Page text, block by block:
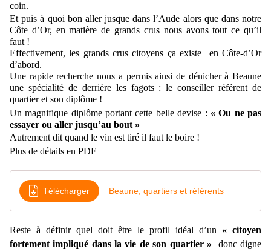
coin.
Et puis à quoi bon aller jusque dans l’Aude alors que dans notre
Côte d’Or, en matière de grands crus nous avons tout ce qu’il
faut !
Effectivement, les grands crus citoyens ça existe en Côte-d’Or
d’abord.
Une rapide recherche nous a permisainsi de dénicher à Beaune
une spécialité de derrière les fagots : le conseiller référent de
quartier et son diplôme !
Un magnifique diplôme portantcette belle devise : « Ou ne pas
essayer ou aller jusqu’au bout »
Autrement dit quand le vin est tiré il faut le boire !
Plus de détails en PDF
Télécharger Beaune, quartiers et référents
Reste à définir quel doit être le profil idéal d’un « citoyen
fortement impliqué dans la vie de son quartier » donc digne